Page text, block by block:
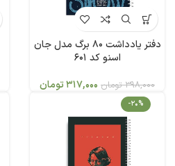
دفتر یادداشت 80 برگ مدل جان
اسنو کد 601
398,000 تومان 317,000تومان
-20%